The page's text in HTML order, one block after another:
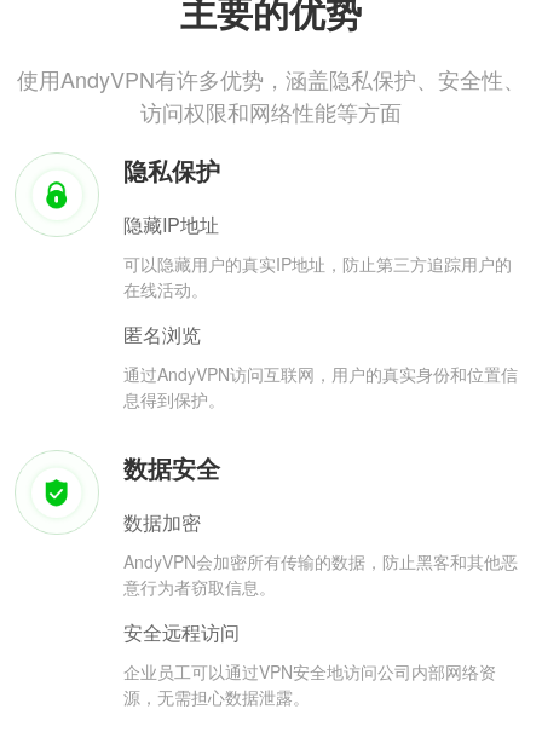
主要的优势
使用AndyVPN有许多优势，涵盖隐私保护、安全性、
访问权限和网络性能等方面
隐私保护
隐藏IP地址
可以隐藏用户的真实IP地址，防止第三方追踪用户的
在线活动。
匿名浏览
通过AndyVPN访问互联网，用户的真实身份和位置信
息得到保护。
数据安全
数据加密
AndyVPN会加密所有传输的数据，防止黑客和其他恶
意行为者窃取信息。
安全远程访问
企业员工可以通过VPN安全地访问公司内部网络资
源，无需担心数据泄露。